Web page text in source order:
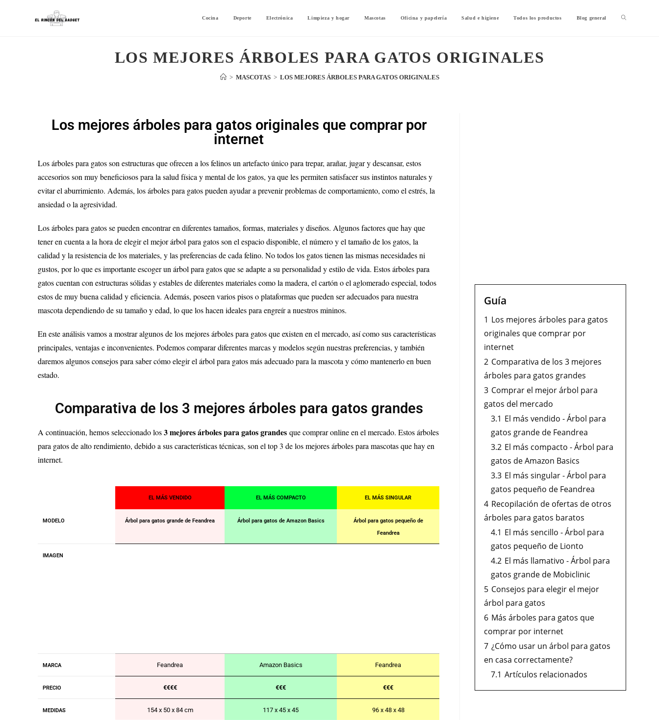
Cocina Deporte Electrónica Limpieza y hogar Mascotas Oficina y papelería Salud e higiene Todos los productos Blog general
LOS MEJORES ÁRBOLES PARA GATOS ORIGINALES
> MASCOTAS > LOS MEJORES ÁRBOLES PARA GATOS ORIGINALES
Los mejores árboles para gatos originales que comprar por
internet
Los árboles para gatos son estructuras que ofrecen a los felinos un artefacto único para trepar, arañar, jugar y descansar, estos
accesorios son muy beneficiosos para la salud física y mental de los gatos, ya que les permiten satisfacer sus instintos naturales y
evitar el aburrimiento. Además, los árboles para gatos pueden ayudar a prevenir problemas de comportamiento, como el estrés, la
ansiedad o la agresividad.
Los árboles para gatos se pueden encontrar en diferentes tamaños, formas, materiales y diseños. Algunos factores que hay que
tener en cuenta a la hora de elegir el mejor árbol para gatos son el espacio disponible, el número y el tamaño de los gatos, la
calidad y la resistencia de los materiales, y las preferencias de cada felino. No todos los gatos tienen las mismas necesidades ni
gustos, por lo que es importante escoger un árbol para gatos que se adapte a su personalidad y estilo de vida. Estos árboles para
gatos cuentan con estructuras sólidas y estables de diferentes materiales como la madera, el cartón o el aglomerado especial, todos
estos de muy buena calidad y eficiencia. Además, poseen varios pisos o plataformas que pueden ser adecuados para nuestra
mascota dependiendo de su tamaño y edad, lo que los hacen ideales para engreír a nuestros mininos.
En este análisis vamos a mostrar algunos de los mejores árboles para gatos que existen en el mercado, así como sus características
principales, ventajas e inconvenientes. Podemos comparar diferentes marcas y modelos según nuestras preferencias, y también
daremos algunos consejos para saber cómo elegir el árbol para gatos más adecuado para la mascota y cómo mantenerlo en buen
estado.
Comparativa de los 3 mejores árboles para gatos grandes
A continuación, hemos seleccionado los3mejores árboles para gatos grandesque comprar online en el mercado. Estos árboles
para gatos de alto rendimiento, debido a sus características técnicas, son el top 3 de los mejores árboles para mascotas que hay en
internet.
EL MÁS VENDIDO EL MÁS COMPACTO EL MÁS SINGULAR
MODELO Árbol para gatos grande de Feandrea Árbol para gatos de Amazon Basics
Árbol para gatos pequeño de
Feandrea
IMAGEN
MARCA Feandrea Amazon Basics Feandrea
PRECIO €€€€ €€€ €€€
MEDIDAS 154 x 50 x 84 cm 117 x 45 x 45 96 x 48 x 48
Guía
1 Los mejores árboles para gatos
originales que comprar por
internet
2 Comparativa de los 3 mejores
árboles para gatos grandes
3 Comprar el mejor árbol para
gatos del mercado
3.1 El más vendido - Árbol para
gatos grande de Feandrea
3.2 El más compacto - Árbol para
gatos de Amazon Basics
3.3 El más singular - Árbol para
gatos pequeño de Feandrea
4 Recopilación de ofertas de otros
árboles para gatos baratos
4.1 El más sencillo - Árbol para
gatos pequeño de Lionto
4.2 El más llamativo - Árbol para
gatos grande de Mobiclinic
5 Consejos para elegir el mejor
árbol para gatos
6 Más árboles para gatos que
comprar por internet
7 ¿Cómo usar un árbol para gatos
en casa correctamente?
7.1 Artículos relacionados